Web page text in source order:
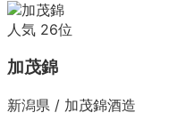
人気 26位
加茂錦
新潟県 / 加茂錦酒造